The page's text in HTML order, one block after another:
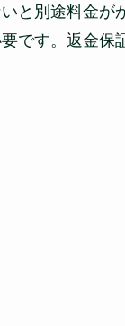
と別途料金が
です。返金保